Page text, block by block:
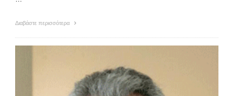
Διαβάστε περισσότερα